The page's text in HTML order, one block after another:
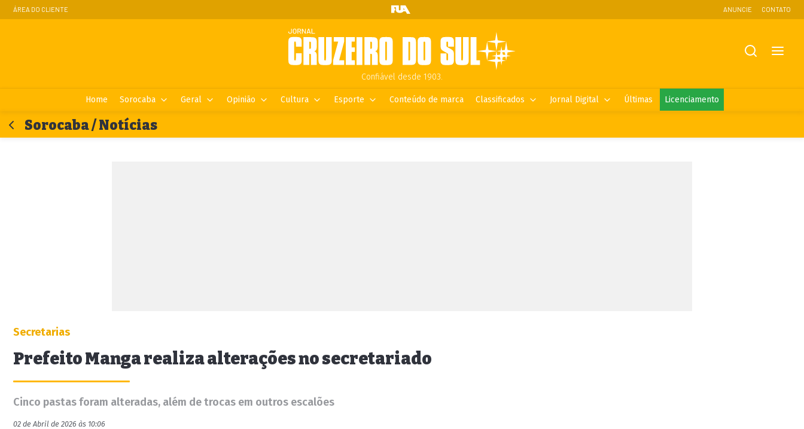
ÁREA DO CLIENTE ANUNCIE CONTATO
Confiável desde 1903.
Home Sorocaba Geral Opinião Cultura Esporte Conteúdo de marca Classificados Jornal Digital Últimas Licenciamento
Sorocaba / Notícias
Secretarias
Prefeito Manga realiza alterações no secretariado
Cinco pastas foram alteradas, além de trocas em outros escalões
02 de Abril de 2026 às 10:06